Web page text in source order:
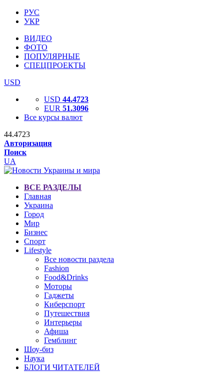
РУС
УКР
ВИДЕО
ФОТО
ПОПУЛЯРНЫЕ
СПЕЦПРОЕКТЫ
USD
USD 44.4723
EUR 51.3096
Все курсы валют
44.4723
Авторизация
Поиск
UA
ВСЕ РАЗДЕЛЫ
Главная
Украина
Город
Мир
Бизнес
Спорт
Lifestyle
Все новости раздела
Fashion
Food&Drinks
Моторы
Гаджеты
Киберспорт
Путешествия
Интерьеры
Афиша
Гемблинг
Шоу-биз
Наука
БЛОГИ ЧИТАТЕЛЕЙ